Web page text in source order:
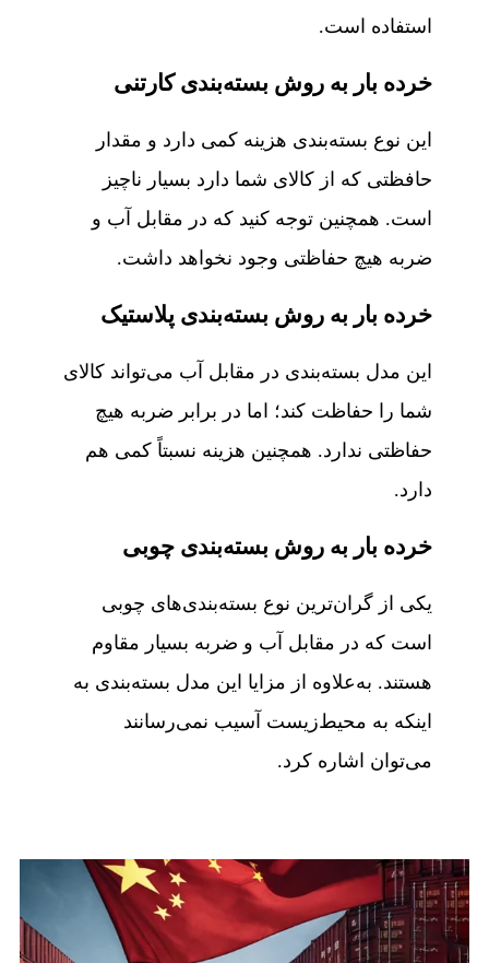
استفاده است.
خرده بار به روش بسته‌بندی کارتنی
این نوع بسته‌بندی هزینه کمی دارد و مقدار
حافظتی که از کالای شما دارد بسیار ناچیز
است. همچنین توجه کنید که در مقابل آب و
ضربه هیچ حفاظتی وجود نخواهد داشت.
خرده بار به روش بسته‌بندی پلاستیک
این مدل بسته‌بندی در مقابل آب می‌تواند کالای
شما را حفاظت کند؛ اما در برابر ضربه هیچ
حفاظتی ندارد. همچنین هزینه نسبتاً کمی هم
دارد.
خرده بار به روش بسته‌بندی چوبی
یکی از گران‌ترین نوع بسته‌بندی‌های چوبی
است که در مقابل آب و ضربه بسیار مقاوم
هستند. به‌علاوه از مزایا این مدل بسته‌بندی به
اینکه به محیط‌زیست آسیب نمی‌رسانند
می‌توان اشاره کرد.